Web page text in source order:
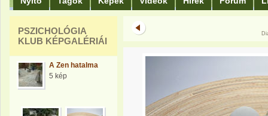
PSZICHOLÓGIA
KLUB KÉPGALÉRIÁI
A Zen hatalma
5 kép